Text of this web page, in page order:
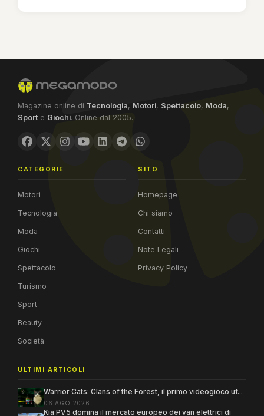
Magazine online di Tecnologia, Motori, Spettacolo, Moda,
Sport e Giochi. Online dal 2005.
CATEGORIE
Motori
Tecnologia
Moda
Giochi
Spettacolo
Turismo
Sport
Beauty
Società
SITO
Homepage
Chi siamo
Contatti
Note Legali
Privacy Policy
ULTIMI ARTICOLI
Warrior Cats: Clans of the Forest, il primo videogioco uf...
06 AGO 2026
Kia PV5 domina il mercato europeo dei van elettrici di